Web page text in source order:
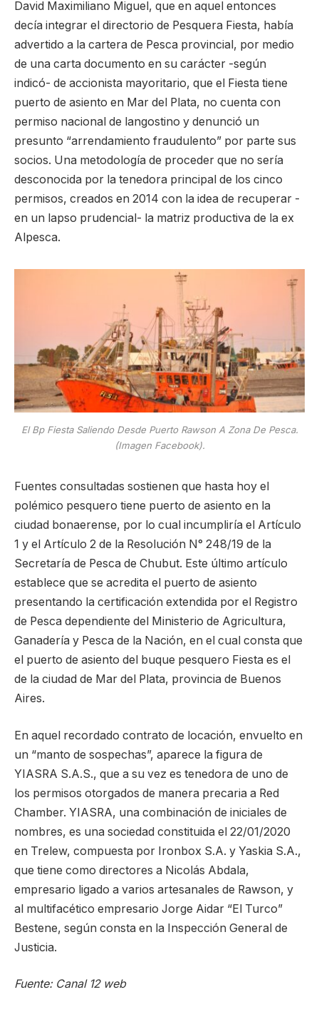
David Maximiliano Miguel, que en aquel entonces
decía integrar el directorio de Pesquera Fiesta, había
advertido a la cartera de Pesca provincial, por medio
de una carta documento en su carácter -según
indicó- de accionista mayoritario, que el Fiesta tiene
puerto de asiento en Mar del Plata, no cuenta con
permiso nacional de langostino y denunció un
presunto “arrendamiento fraudulento” por parte sus
socios. Una metodología de proceder que no sería
desconocida por la tenedora principal de los cinco
permisos, creados en 2014 con la idea de recuperar -
en un lapso prudencial- la matriz productiva de la ex
Alpesca.
El Bp Fiesta Saliendo Desde Puerto Rawson A Zona De Pesca.
(Imagen Facebook).
Fuentes consultadas sostienen que hasta hoy el
polémico pesquero tiene puerto de asiento en la
ciudad bonaerense, por lo cual incumpliría el Artículo
1 y el Artículo 2 de la Resolución N° 248/19 de la
Secretaría de Pesca de Chubut. Este último artículo
establece que se acredita el puerto de asiento
presentando la certificación extendida por el Registro
de Pesca dependiente del Ministerio de Agricultura,
Ganadería y Pesca de la Nación, en el cual consta que
el puerto de asiento del buque pesquero Fiesta es el
de la ciudad de Mar del Plata, provincia de Buenos
Aires.
En aquel recordado contrato de locación, envuelto en
un “manto de sospechas”, aparece la figura de
YIASRA S.A.S., que a su vez es tenedora de uno de
los permisos otorgados de manera precaria a Red
Chamber. YIASRA, una combinación de iniciales de
nombres, es una sociedad constituida el 22/01/2020
en Trelew, compuesta por Ironbox S.A. y Yaskia S.A.,
que tiene como directores a Nicolás Abdala,
empresario ligado a varios artesanales de Rawson, y
al multifacético empresario Jorge Aidar “El Turco”
Bestene, según consta en la Inspección General de
Justicia.
Fuente: Canal 12 web